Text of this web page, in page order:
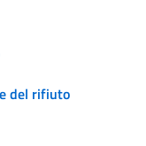
del rifiuto